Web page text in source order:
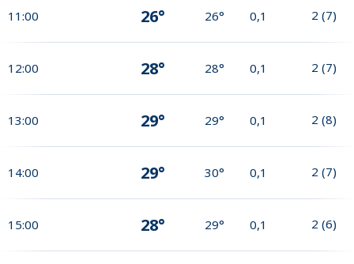
11:00 26° 26° 0,1 2 (7)
12:00 28° 28° 0,1 2 (7)
13:00 29° 29° 0,1 2 (8)
14:00 29° 30° 0,1 2 (7)
15:00 28° 29° 0,1 2 (6)